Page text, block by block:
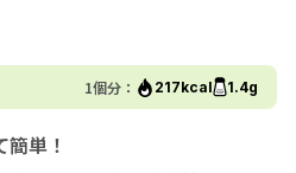
1個分： 217kcal 1.4g
単！